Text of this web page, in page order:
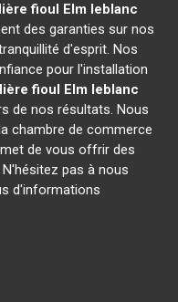
fioul Elm leblanc
des garanties sur nos
d'esprit. Nos
pour l'installation
fioul Elm leblanc
de nos résultats. Nous
chambre de commerce
de vous offrir des
pas à nous
d'informations